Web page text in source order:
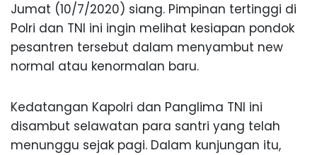
Jumat (10/7/2020) siang. Pimpinan tertinggi di
Polri dan TNI ini ingin melihat kesiapan pondok
pesantren tersebut dalam menyambut new
normal atau kenormalan baru.
Kedatangan Kapolri dan Panglima TNI ini
disambut selawatan para santri yang telah
menunggu sejak pagi. Dalam kunjungan itu,